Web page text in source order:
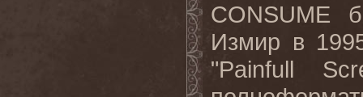
CONSUME
Измир в
"Painfull